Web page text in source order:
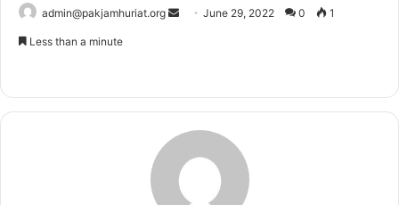
admin@pakjamhuriat.org
a
m
a
June 29, 2022 0 1
Less than a minute